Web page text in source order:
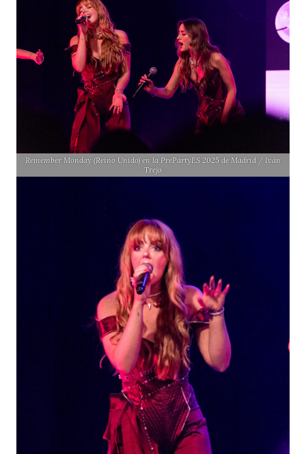
Remember Monday (Reino Unido) en la PrePartyES 2025 de Madrid / Iván
Trejo